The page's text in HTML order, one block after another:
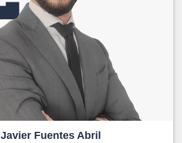
Javier Fuentes Abril